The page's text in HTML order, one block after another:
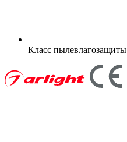
Класс пылевлагозащиты